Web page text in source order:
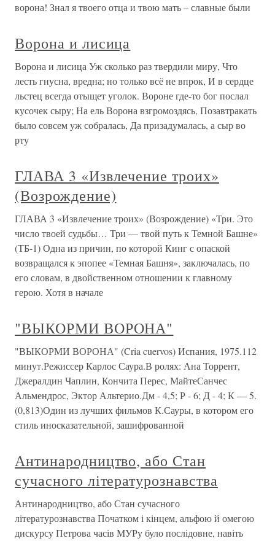
ворона! Знал я твоего отца и твою мать – славные были
Ворона и лисица
Ворона и лисица Уж сколько раз твердили миру, Что
лесть гнусна, вредна; но только всё не впрок, И в сердце
льстец всегда отыщет уголок. Вороне где-то бог послал
кусочек сыру; На ель Ворона взгромоздясь, Позавтракать
было совсем уж собралась, Да призадумалась, а сыр во
рту
ГЛАВА 3 «Извлечение троих»
(Возрождение)
ГЛАВА 3 «Извлечение троих» (Возрождение) «Три. Это
число твоей судьбы… Три — твой путь к Темной Башне»
(ТБ-1) Одна из причин, по которой Кинг с опаской
возвращался к эпопее «Темная Башня», заключалась, по
его словам, в двойственном отношении к главному
герою. Хотя в начале
"ВЫКОРМИ ВОРОНА"
"ВЫКОРМИ ВОРОНА" (Cria cuervos) Испания, 1975.112
минут.Режиссер Карлос Саура.В ролях: Ана Торрент,
Джералдин Чаплин, Кончита Перес, МайтеСанчес
Альмендрос, Эктор Альтерио.Дм - 4,5; Р - 6; Д - 4; К — 5.
(0,813)Один из лучших фильмов К.Сауры, в котором его
стиль иносказательной, зашифрованной
Антинародництво, або Стан
сучасного літературознавства
Антинародництво, або Стан сучасного
літературознавства Початком і кінцем, альфою й омегою
дискурсу Петрова часів МУРу було послідовне, навіть